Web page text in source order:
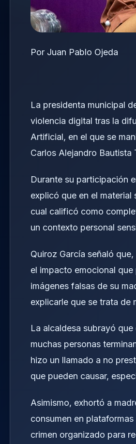
Por Juan Pablo Ojeda
La presidenta municipal
violencia digital tras la
Artificial, en el que se
Carlos Alejandro Bautista
Durante su participación
explicó que en el
cual calificó como
un contexto personal
Quiroz García señaló
el impacto emocional
imágenes falsas de su
explicarle que se trata de
La alcaldesa subrayó
muchas personas
hizo un llamado a no
que pueden causar,
Asimismo, exhortó a
consumen en
crimen organizado para